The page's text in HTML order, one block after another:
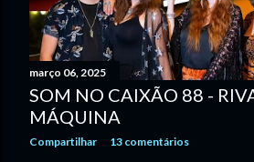
março 06, 2025
SOM NO CAIXÃO 88 -
MÁQUINA
Compartilhar 13 comentários